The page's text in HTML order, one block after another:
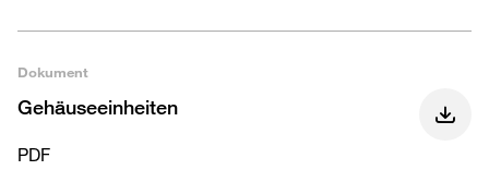
Dokument
Gehäuseeinheiten
PDF